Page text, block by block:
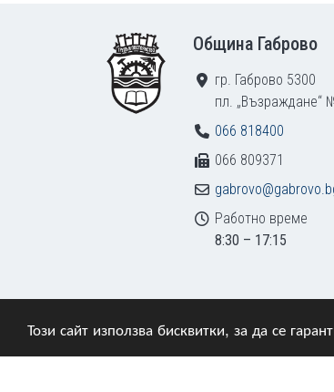
Този сайт използва бисквитки, за да се
Община Габрово
гр. Габрово 5300
пл. „Възраждане“
066 818400
066 809371
Работно време
8:30 – 17:15
© 2009–2026 Община Габрово.